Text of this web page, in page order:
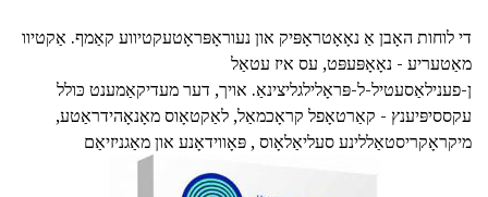
די לוחות האָבן אַ נאָאָטראָפּיק און נעוראָפּראָטעקטיווע קאַמף. אַקטיוו
מאַטעריע - נאָאָפּעפּט, עס איז עטאַל
ן-פענילאַסעטיל-ל-פּראָלילגליצינאַ. אויך, דער מעדיקאַמענט כּולל
עקססיפּיענץ - קאַרטאָפל קראָכמאַל, לאַקטאָוס מאָנאָהידראַטע,
מיקראָקריסטאַללינע סעליאַלאָוס , פּאָווידאָנע און מאַגניזיאַם